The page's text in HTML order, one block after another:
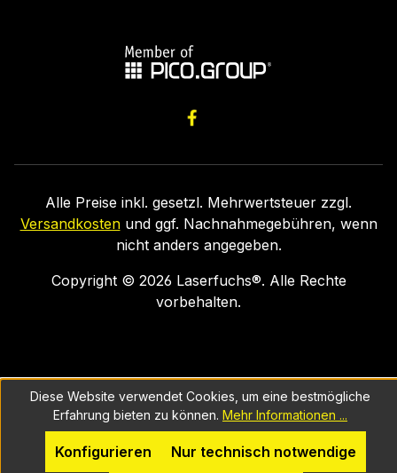
Alle Preise inkl. gesetzl. Mehrwertsteuer zzgl.
Versandkostenund ggf. Nachnahmegebühren, wenn
nicht anders angegeben.
Copyright © 2026 Laserfuchs®. Alle Rechte
vorbehalten.
Diese Website verwendet Cookies, um eine bestmögliche
Erfahrung bieten zu können. Mehr Informationen ...
Nur technisch notwendige
Konfigurieren